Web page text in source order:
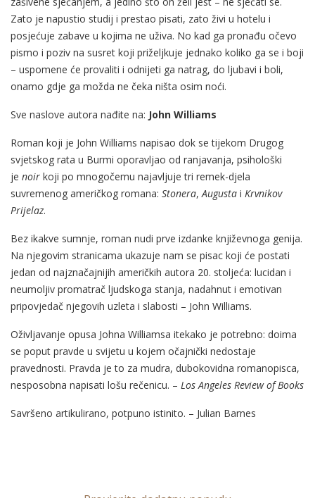
Zato je napustio studij i prestao pisati, zato živi u hotelu i
posjećuje zabave u kojima ne uživa. No kad ga pronađu očevo
pismo i poziv na susret koji priželjkuje jednako koliko ga se i boji
– uspomene će provaliti i odnijeti ga natrag, do ljubavi i boli,
onamo gdje ga možda ne čeka ništa osim noći.
Sve naslove autora nađite na: John Williams
Roman koji je John Williams napisao dok se tijekom Drugog
svjetskog rata u Burmi oporavljao od ranjavanja, psihološki
je noir koji po mnogočemu najavljuje tri remek-djela
suvremenog američkog romana: Stonera, Augusta i Krvnikov
Prijelaz.
Bez ikakve sumnje, roman nudi prve izdanke književnoga genija.
Na njegovim stranicama ukazuje nam se pisac koji će postati
jedan od najznačajnijih američkih autora 20. stoljeća: lucidan i
neumoljiv promatrač ljudskoga stanja, nadahnut i emotivan
pripovjedač njegovih uzleta i slabosti – John Williams.
Oživljavanje opusa Johna Williamsa itekako je potrebno: doima
se poput pravde u svijetu u kojem očajnički nedostaje
pravednosti. Pravda je to za mudra, dubokovidna romanopisca,
nesposobna napisati lošu rečenicu. – Los Angeles Review of Books
Savršeno artikulirano, potpuno istinito. – Julian Barnes